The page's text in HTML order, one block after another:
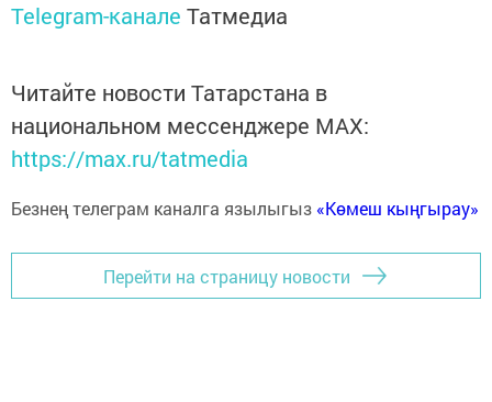
Telegram-канале Татмедиа
Читайте новости Татарстана в
национальном мессенджере MАХ:
https://max.ru/tatmedia
Безнең телеграм каналга язылыгыз «Көмеш кыңгырау»
Перейти на страницу новости